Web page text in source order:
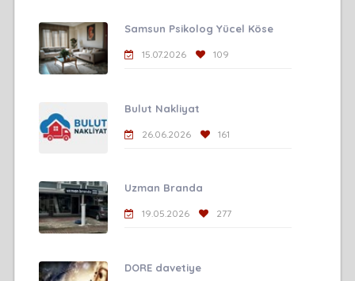
Samsun Psikolog Yücel Köse
15.07.2026 109
Bulut Nakliyat
26.06.2026 161
Uzman Branda
19.05.2026 277
DORE davetiye